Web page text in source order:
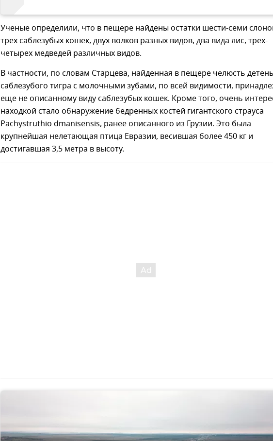
Ученые определили, что в пещере найдены остатки шести-семи
трех саблезубых кошек, двух волков разных видов, два вида лис, трех-
четырех медведей различных видов.
В частности, по словам Старцева, найденная в пещере челюсть
саблезубого тигра с молочными зубами, по всей видимости,
еще не описанному виду саблезубых кошек. Кроме того, очень
находкой стало обнаружение бедренных костей гигантского страуса
Pachystruthio dmanisensis, ранее описанного из Грузии. Это была
крупнейшая нелетающая птица Евразии, весившая более 450 кг и
достигавшая 3,5 метра в высоту.